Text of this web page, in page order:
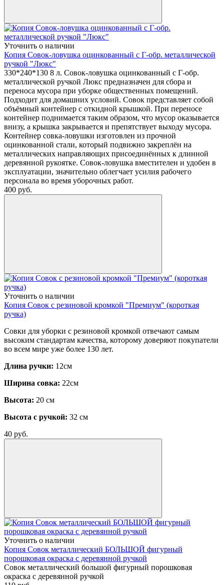
Уточнить о наличии
Копия Совок-ловушка оцинкованный с Г-обр. металлической
ручкой "Люкс"
330*240*130 8 л. Совок-ловушка оцинкованный с Г-обр.
металлической ручкой Люкс предназначен для сбора и
переноса мусора при уборке общественных помещений.
Подходит для домашних условий. Совок представляет собой
объёмный контейнер с откидной крышкой. При переносе
контейнер поднимается таким образом, что мусор оказывается
внизу, а крышка закрывается и препятствует выходу мусора.
Контейнер совка-ловушки изготовлен из прочной
оцинкованной стали, который подвижно закреплён на
металлических направляющих присоединённых к длинной
деревянной рукоятке. Совок-ловушка вместителен и удобен в
эксплуатации, значительно облегчает усилия рабочего
персонала во время уборочных работ.
400 руб.
Уточнить о наличии
Копия Совок с резиновой кромкой "Премиум" (короткая
ручка)
Cовки для уборки с резиновой кромкой отвечают самым
высоким стандартам качества, которому доверяют покупатели
во всем мире уже более 130 лет.
Длина ручки: 12см
Ширина совка: 22см
Высота: 20 см
Высота с ручкой: 32 см
40 руб.
Уточнить о наличии
Копия Совок металлический БОЛЬШОЙ фигурный
порошковая окраска с деревянной ручкой
Совок металлический большой фигурный порошковая
окраска с деревянной ручкой